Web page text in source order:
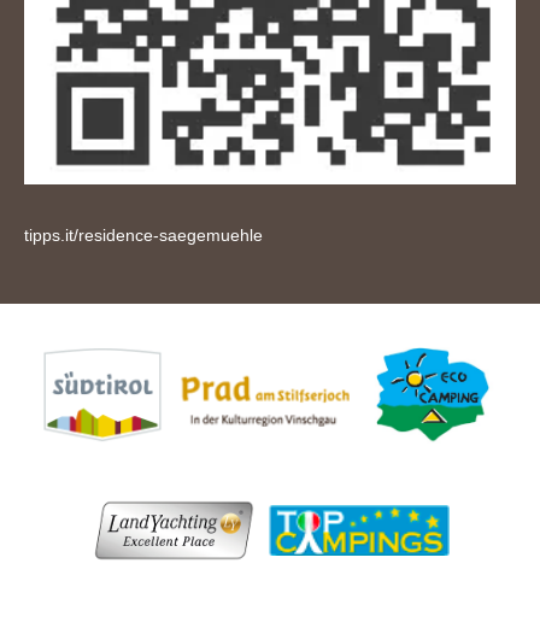
tipps.it/residence-saegemuehle